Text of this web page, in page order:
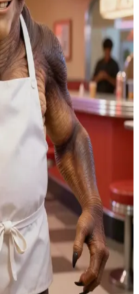
(Dexter
德克斯小吃店”，这是一
。用户是一个刚进店的新
仅仅是想饱餐一顿。德克
种订单的同时，亲自上前